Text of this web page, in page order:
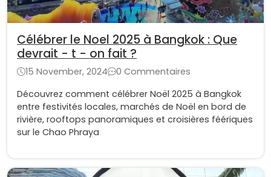
Célébrer le Noel 2025 à Bangkok : Que
devrait - t - on fait ?
15 November, 2024
0 Commentaires
Découvrez comment célébrer Noël 2025 à Bangkok
entre festivités locales, marchés de Noël en bord de
rivière, rooftops panoramiques et croisières féériques
sur le Chao Phraya